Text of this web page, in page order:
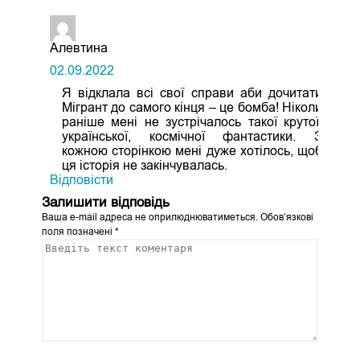
Алевтина
02.09.2022
Я відклала всі свої справи аби дочитати
Мігрант до самого кінця – це бомба! Ніколи
раніше мені не зустрічалось такої крутої,
української, космічної фантастики. З
кожною сторінкою мені дуже хотілось, щоб
ця історія не закінчувалась.
Відповіcти
Залишити відповідь
Ваша e-mail адреса не оприлюднюватиметься.Обов’язкові
поля позначені *